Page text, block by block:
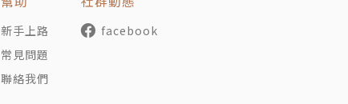
新手上路
常見問題
聯絡我們
facebook